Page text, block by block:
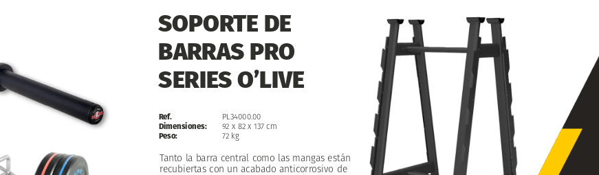
Tanto la barra central como las mangas están
recubiertas con un acabado anticorrosivo de
SOPORTE DE
BARRAS PRO
SERIES O’LIVE
Ref.
Dimensiones:
Peso:
PL34000.00
92 x 82 x 137 cm
72 kg